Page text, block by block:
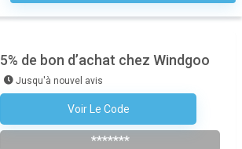
5% de bon d’achat chez Windgoo
Jusqu'à nouvel avis
Voir Le Code
*******